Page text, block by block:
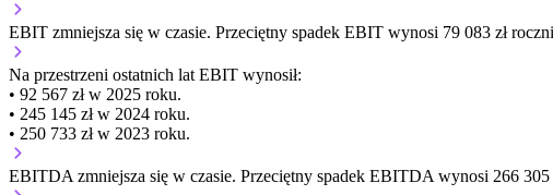
EBIT zmniejsza się w czasie. Przeciętny spadek EBIT wynosi 79 083 zł
Na przestrzeni ostatnich lat EBIT wynosił:
• 92 567 zł w 2025 roku.
• 245 145 zł w 2024 roku.
• 250 733 zł w 2023 roku.
EBITDA zmniejsza się w czasie. Przeciętny spadek EBITDA wynosi 266 305